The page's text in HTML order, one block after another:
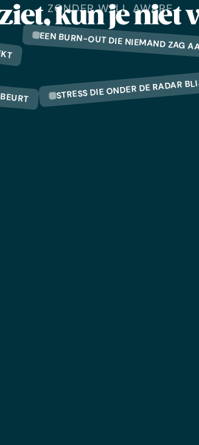
ZONDER WELL AWARE
kun je niet
EEN BURN-OUT DIE NIEMAND ZAG
STRESS DIE ONDER DE RADAR